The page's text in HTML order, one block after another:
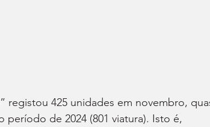
registou 425 unidades em novembro,
de 2024 (801 viatura). Isto é,